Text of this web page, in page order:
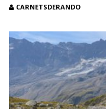
CARNETSDERANDO